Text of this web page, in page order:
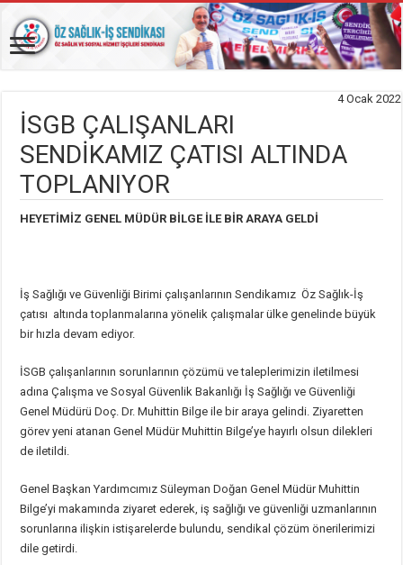
4 Ocak 2022
İSGB ÇALIŞANLARI
SENDİKAMIZ ÇATISI ALTINDA
TOPLANIYOR
HEYETİMİZ GENEL MÜDÜR BİLGE İLE BİR ARAYA GELDİ
İş Sağlığı ve Güvenliği Birimi çalışanlarının Sendikamız Öz Sağlık-İş
çatısı altında toplanmalarına yönelik çalışmalar ülke genelinde büyük
bir hızla devam ediyor.
İSGB çalışanlarının sorunlarının çözümü ve taleplerimizin iletilmesi
adına Çalışma ve Sosyal Güvenlik Bakanlığı İş Sağlığı ve Güvenliği
Genel Müdürü Doç. Dr. Muhittin Bilge ile bir araya gelindi. Ziyaretten
görev yeni atanan Genel Müdür Muhittin Bilge’ye hayırlı olsun dilekleri
de iletildi.
Genel Başkan Yardımcımız Süleyman Doğan Genel Müdür Muhittin
Bilge’yi makamında ziyaret ederek, iş sağlığı ve güvenliği uzmanlarının
sorunlarına ilişkin istişarelerde bulundu, sendikal çözüm önerilerimizi
dile getirdi.